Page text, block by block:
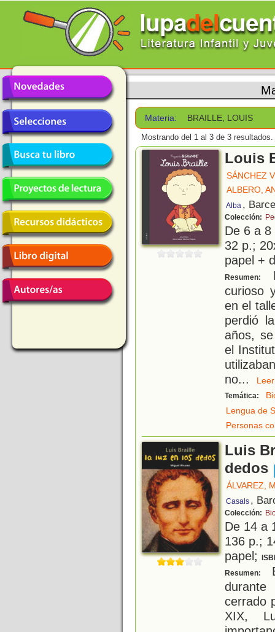
Materia: BRAILLE, LOUIS
Mostrando del 1 al 3 de 3 resultados.
Louis
SÁNCHEZ
ALBERO,
Alba ,
Colección:
De 6 a
32 p.;
papel +
Resumen:
curioso
en el
perdió
años,
el
no...
Temática:
Lengua de
Personas
Luis
dedos
ÁLVAREZ,
Casals ,
Colección:
De 14 a
136 p.;
papel;
Resumen:
cerrado
XIX,